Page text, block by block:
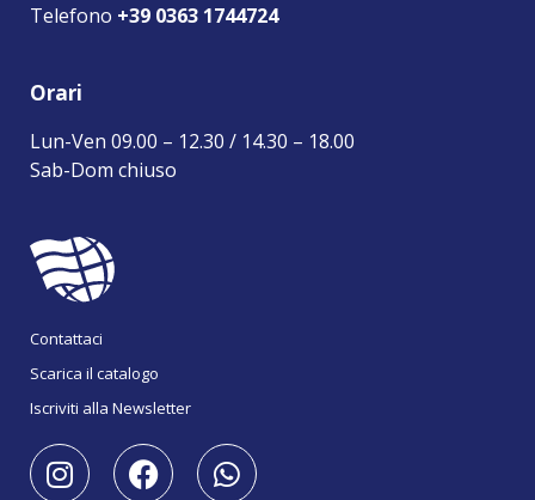
Telefono +39 0363 1744724
Orari
Lun-Ven 09.00 – 12.30 / 14.30 – 18.00
Sab-Dom chiuso
Contattaci
Scarica il catalogo
Iscriviti alla Newsletter